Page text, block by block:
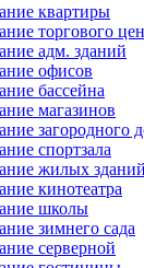
квартиры
торгового
адм. зданий
офисов
бассейна
магазинов
загородного
спортзала
жилых зданий
кинотеатра
школы
зимнего сада
серверной